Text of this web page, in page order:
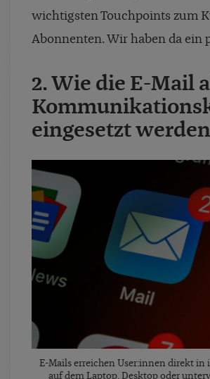
wichtigsten Touchpoints zum
Abonnenten. Wir haben da ein
2. Wie die E-Mail
eingesetzt
E-Mails erreichen User:innen direkt in
auf dem Laptop, Desktop oder